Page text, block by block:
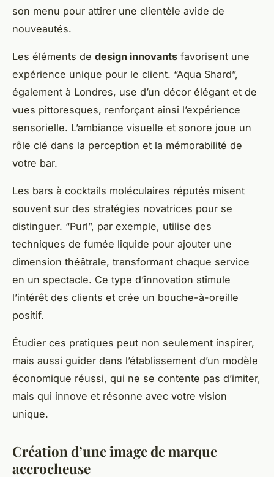
son menu pour attirer une clientèle avide de
nouveautés.
Les éléments de design innovants favorisent une
expérience unique pour le client. “Aqua Shard”,
également à Londres, use d’un décor élégant et de
vues pittoresques, renforçant ainsi l’expérience
sensorielle. L’ambiance visuelle et sonore joue un
rôle clé dans la perception et la mémorabilité de
votre bar.
Les bars à cocktails moléculaires réputés misent
souvent sur des stratégies novatrices pour se
distinguer. “Purl”, par exemple, utilise des
techniques de fumée liquide pour ajouter une
dimension théâtrale, transformant chaque service
en un spectacle. Ce type d’innovation stimule
l’intérêt des clients et crée un bouche-à-oreille
positif.
Étudier ces pratiques peut non seulement inspirer,
mais aussi guider dans l’établissement d’un modèle
économique réussi, qui ne se contente pas d’imiter,
mais qui innove et résonne avec votre vision
unique.
Création d’une image de marque
accrocheuse